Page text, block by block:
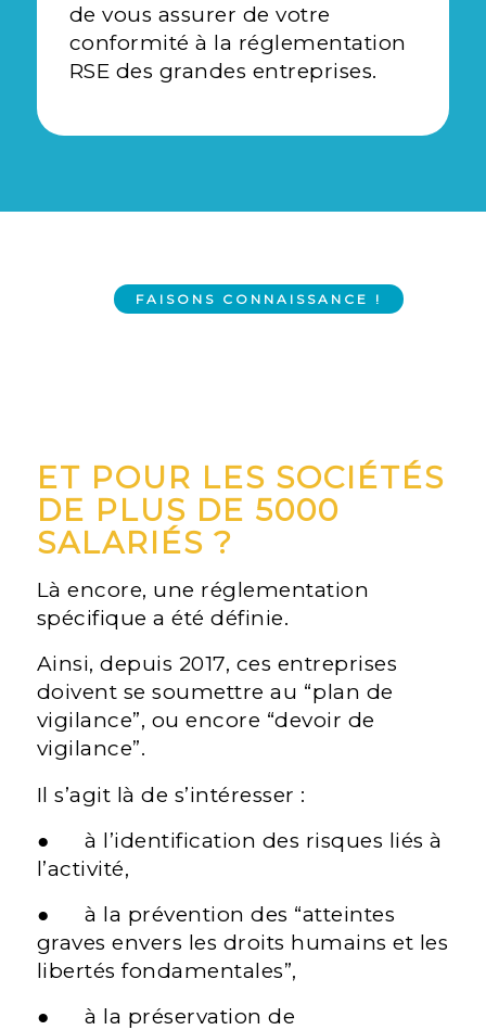
de vous assurer de votre
conformité à la réglementation
RSE des grandes entreprises.
FAISONS CONNAISSANCE !
ET POUR LES SOCIÉTÉS
DE PLUS DE 5000
SALARIÉS ?
Là encore, une réglementation
spécifique a été définie.
Ainsi, depuis 2017, ces entreprises
doivent se soumettre au “plan de
vigilance”, ou encore “devoir de
vigilance”.
Il s’agit là de s’intéresser :
● à l’identification des risques liés à
l’activité,
● à la prévention des “atteintes
graves envers les droits humains et les
libertés fondamentales”,
● à la préservation de